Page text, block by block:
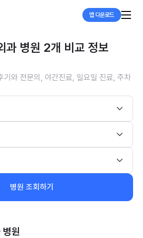
앱 다운로드
과 병원 2개 비교 정보
기와 전문의, 야간진료, 일요일 진료, 주차
병원 조회하기
병원